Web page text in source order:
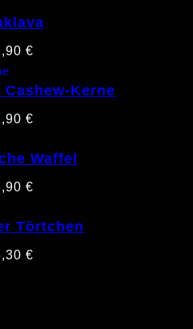
€
Kerne
€
Waffel
€
Törtchen
€